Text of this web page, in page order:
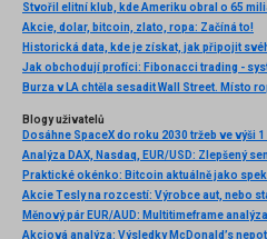
Akcie, dolar, bitcoin, zlato, ropa: Začíná to!
Blogy uživatelů
Dosáhne SpaceX do roku 2030 tržeb ve výši
Akcie Tesly na rozcestí: Výrobce aut, nebo
Měnový pár EUR/AUD: Multitimeframe